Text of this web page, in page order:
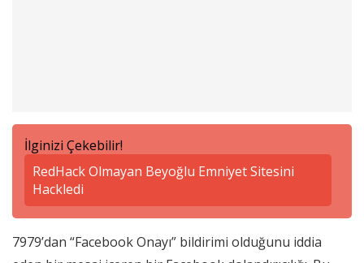
İlginizi Çekebilir!
RedHack Olmayan Beyoğlu Emniyet Sitesini
Hackledi
7979’dan “Facebook Onayı” bildirimi olduğunu iddia